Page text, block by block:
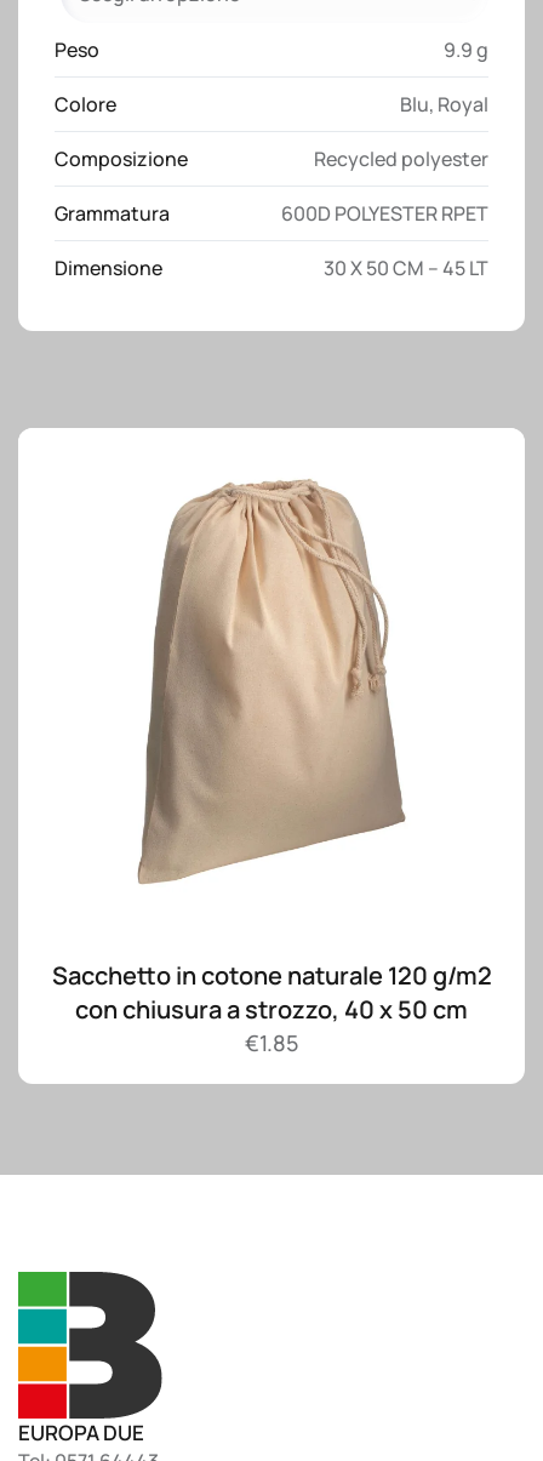
PET)
con
tracolla
quantità
Peso 9.9 g
Colore Blu, Royal
Composizione Recycled polyester
Grammatura 600D POLYESTER RPET
Dimensione 30 X 50 CM – 45 LT
Sacchetto in cotone naturale 120 g/m2
con chiusura a strozzo, 40 x 50 cm
€1.85
EUROPA DUE